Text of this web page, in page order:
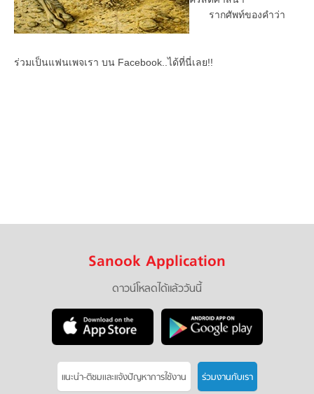
รากศัพท์ของคำว่า
ร่วมเป็นแฟนเพจเรา บน Facebook..ได้ที่นี่เลย!!
Sanook Application
ดาวน์โหลดได้แล้ววันนี้
แนะนำ-ติชมเเละแจ้งปัญหาการใช้งาน ร่วมงานกับเรา